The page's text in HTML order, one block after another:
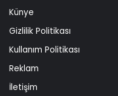
Künye
Gizlilik Politikası
Kullanım Politikası
Reklam
İletişim